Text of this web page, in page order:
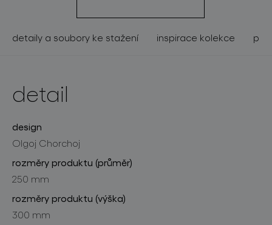
pro profesionály
detaily a soubory ke stažení inspirace kolekce
detail
design
Olgoj Chorchoj
rozměry produktu (průměr)
250 mm
rozměry produktu (výška)
300 mm